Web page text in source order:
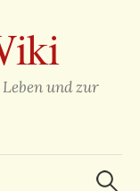
und zur
Suchen
nach: